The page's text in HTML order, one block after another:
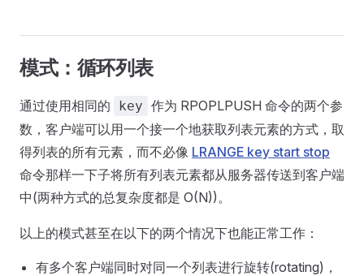
模式：循环列表
通过使用相同的 key 作为 RPOPLPUSH 命令的两个参
数，客户端可以用一个接一个地获取列表元素的方式，取
得列表的所有元素，而不必像 LRANGE key start stop
命令那样一下子将所有列表元素都从服务器传送到客户端
中(两种方式的总复杂度都是 O(N))。
以上的模式甚至在以下的两个情况下也能正常工作：
有多个客户端同时对同一个列表进行旋转(rotating)，